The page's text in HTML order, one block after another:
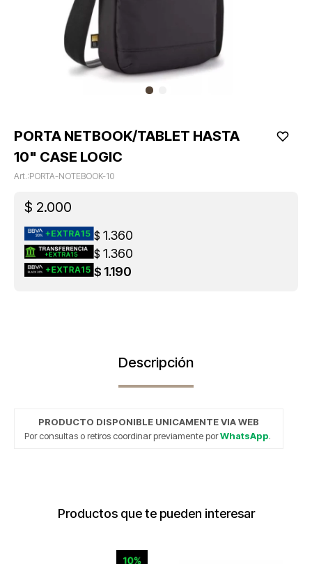
PORTA NETBOOK/TABLET HASTA
10" CASE LOGIC
PORTA-NOTEBOOK-10
$ 2.000
$ 1.360
$ 1.360
$ 1.190
Descripción
PRODUCTO DISPONIBLE UNICAMENTE VIA WEB
Por consultas o retiros coordinar previamente porWhatsApp.
Productos que te pueden interesar